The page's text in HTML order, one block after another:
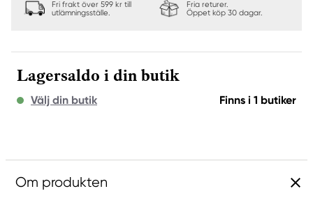
Fri frakt över 599 kr till
utlämningsställe.
Fria returer.
Öppet köp 30 dagar.
Lagersaldo i din butik
Välj din butik Finns i 1 butiker
Om produkten